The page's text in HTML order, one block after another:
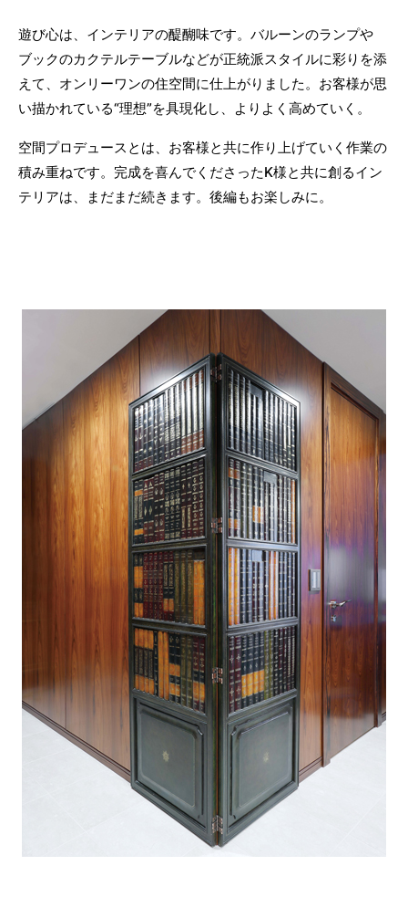
遊び心は、インテリアの醍醐味です。バルーンのランプや
ブックのカクテルテーブルなどが正統派スタイルに彩りを添
えて、オンリーワンの住空間に仕上がりました。お客様が思
い描かれている“理想”を具現化し、よりよく高めていく。
空間プロデュースとは、お客様と共に作り上げていく作業の
積み重ねです。完成を喜んでくださったK様と共に創るイン
テリアは、まだまだ続きます。後編もお楽しみに。